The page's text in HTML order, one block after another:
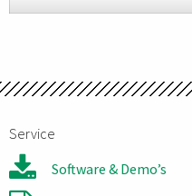
Service
Software & Demo’s